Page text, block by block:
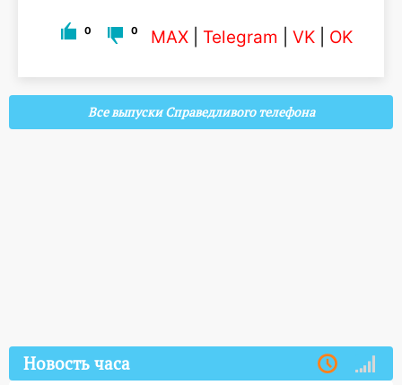
0 0 MAX Telegram VK OK
Все выпуски Справедливого телефона
Новость часа